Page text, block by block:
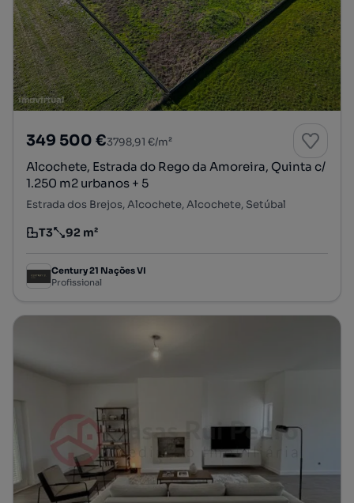
349 500 €3798,91 €/m²
Alcochete, Estrada do Rego da Amoreira, Quinta c/
1.250 m2 urbanos + 5
Estrada dos Brejos, Alcochete, Alcochete, Setúbal
Tipologia
T3
Preço por metro quadrado
92 m²
Century 21 Nações VI
Profissional